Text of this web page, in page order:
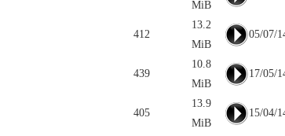
MiB
05/07/
13.2
MiB
412
17/05/
10.8
MiB
439
15/04/
13.9
MiB
405